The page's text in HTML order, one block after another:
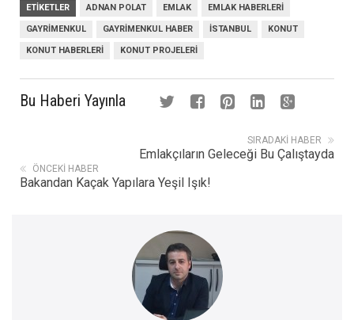
ETIKETLER ADNAN POLAT EMLAK EMLAK HABERLERI
GAYRIMENKUL GAYRIMENKUL HABER İSTANBUL KONUT
KONUT HABERLERI KONUT PROJELERI
Bu Haberi Yayınla
SIRADAKI HABER
Emlakçıların Geleceği Bu Çalıştayda
ÖNCEKI HABER
Bakandan Kaçak Yapılara Yeşil Işık!